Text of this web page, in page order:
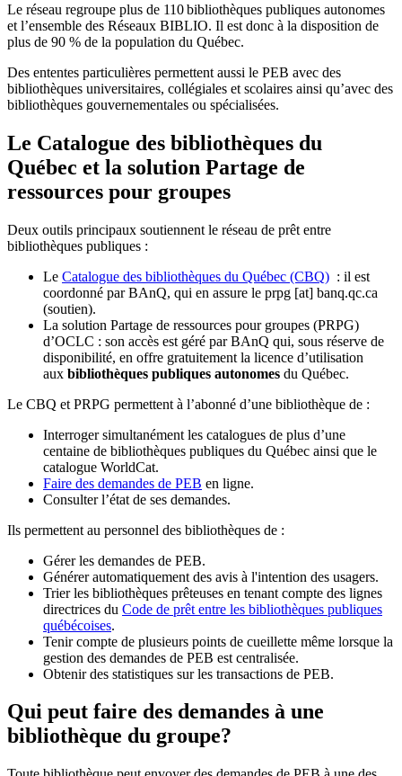
Le réseau regroupe plus de 110bibliothèques publiques autonomes
et l’ensemble des Réseaux BIBLIO. Il est donc à la disposition de
plus de 90 % de la population du Québec.
Des ententes particulières permettent aussi le PEB avec des
bibliothèques universitaires, collégiales et scolaires ainsi qu’avec des
bibliothèques gouvernementales ou spécialisées.
Le Catalogue des bibliothèques du
Québec et la solution Partage de
ressources pour groupes
Deux outils principaux soutiennent le réseau de prêt entre
bibliothèques publiques :
Le Catalogue des bibliothèques du Québec (CBQ) : il est
coordonné par BAnQ, qui en assure le prpg [at] banq.qc.ca
(soutien).
La solution Partage de ressources pour groupes (PRPG)
d’OCLC : son accès est géré par BAnQ qui, sous réserve de
disponibilité, en offre gratuitement la licence d’utilisation
aux bibliothèques publiques autonomes du Québec.
Le CBQ et PRPG permettent à l’abonné d’une bibliothèque de :
Interroger simultanément les catalogues de plus d’une
centaine de bibliothèques publiques du Québec ainsi que le
catalogue WorldCat.
Faire des demandes de PEB en ligne.
Consulter l’état de ses demandes.
Ils permettent au personnel des bibliothèques de :
Gérer les demandes de PEB.
Générer automatiquement des avis à l'intention des usagers.
Trier les bibliothèques prêteuses en tenant compte des lignes
directrices du Code de prêt entre les bibliothèques publiques
québécoises.
Tenir compte de plusieurs points de cueillette même lorsque la
gestion des demandes de PEB est centralisée.
Obtenir des statistiques sur les transactions de PEB.
Qui peut faire des demandes à une
bibliothèque du groupe?